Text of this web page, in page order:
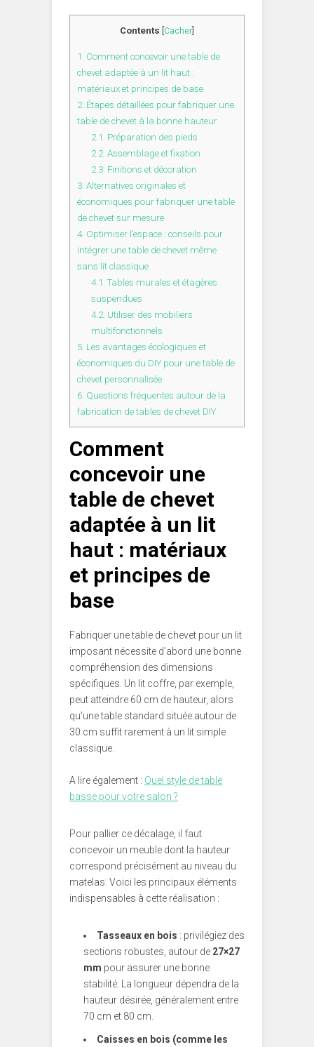
Contents Cacher
1. Comment concevoir une table de
chevet adaptée à un lit haut :
matériaux et principes de base
2. Étapes détaillées pour fabriquer une
table de chevet à la bonne hauteur
2.1. Préparation des pieds
2.2. Assemblage et fixation
2.3. Finitions et décoration
3. Alternatives originales et
économiques pour fabriquer une table
de chevet sur mesure
4. Optimiser l’espace : conseils pour
intégrer une table de chevet même
sans lit classique
4.1. Tables murales et étagères
suspendues
4.2. Utiliser des mobiliers
multifonctionnels
5. Les avantages écologiques et
économiques du DIY pour une table de
chevet personnalisée
6. Questions fréquentes autour de la
fabrication de tables de chevet DIY
Comment
concevoir une
table de chevet
adaptée à un lit
haut : matériaux
et principes de
base
Fabriquer une table de chevet pour un lit
imposant nécessite d’abord une bonne
compréhension des dimensions
spécifiques. Un lit coffre, par exemple,
peut atteindre 60 cm de hauteur, alors
qu’une table standard située autour de
30 cm suffit rarement à un lit simple
classique.
A lire également : Quel style de table
basse pour votre salon ?
Pour pallier ce décalage, il faut
concevoir un meuble dont la hauteur
correspond précisément au niveau du
matelas. Voici les principaux éléments
indispensables à cette réalisation :
Tasseaux en bois : privilégiez des
sections robustes, autour de 27×27
mm pour assurer une bonne
stabilité. La longueur dépendra de la
hauteur désirée, généralement entre
70 cm et 80 cm.
Caisses en bois (comme les